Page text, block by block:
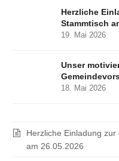
Herzliche
Stammtisch
19. Mai 2026
Unser
18. Mai 2026
Herzliche Einladung
am 26.05.2026